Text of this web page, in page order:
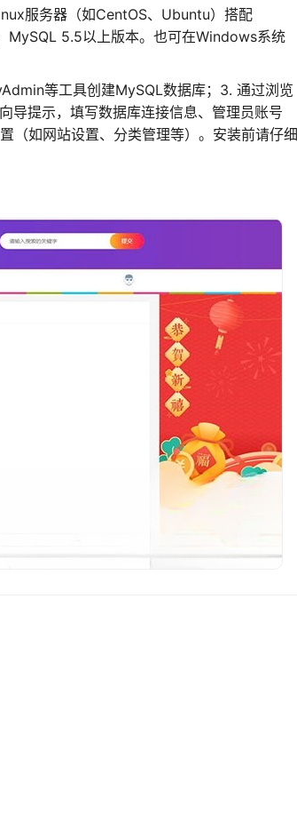
服务器（如CentOS、Ubuntu）搭配
MySQL 5.5以上版本。也可在Windows系统
等工具创建MySQL数据库；3. 通过浏览
导提示，填写数据库连接信息、管理员账号
（如网站设置、分类管理等）。安装前请仔细